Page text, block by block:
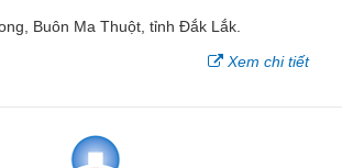
Buôn Ma Thuột, tỉnh Đắk Lắk.
Xem chi tiết